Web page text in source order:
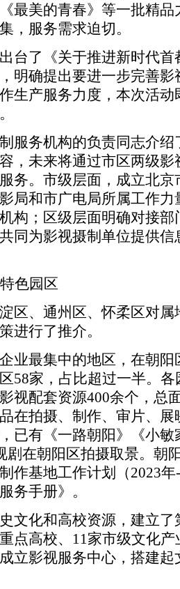
最美的青春》等一批精品
，服务需求迫切。
台了《关于推进新时代首
明确提出要进一步完善影
生产服务力度，本次活动
服务机构的负责同志介绍
，未来将通过市区两级
务。市级层面，成立北
局和市广电局所属工作力
构；区级层面明确对接部
同为影视摄制单位提供
色园区
区、通州区、怀柔区对属
进行了推介。
业最集中的地区，在朝阳
58家，占比超过一半。
视配套资源400余个，总
在拍摄、制作、审片、展
已有《一路朝阳》《小敏
剧在朝阳区拍摄取景。朝
作基地工作计划（2023
务手册》。
文化和高校资源，建立了
点高校、11家市级文化
立影视服务中心，搭建起